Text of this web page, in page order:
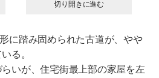
切り開きに進む
に踏み固められた古道が、やや
る。
いが、住宅街最上部の家屋を左